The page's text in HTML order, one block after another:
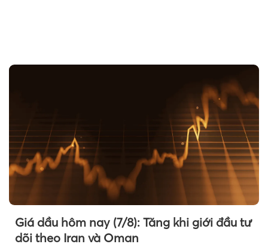
Giá dầu hôm nay (7/8): Tăng khi giới đầu tư
dõi theo Iran và Oman